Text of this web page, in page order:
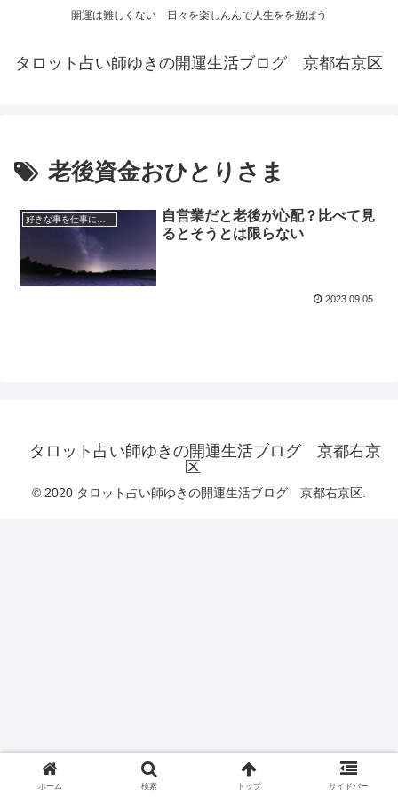
開運は難しくない 日々を楽しんんで人生をを遊ぼう
タロット占い師ゆきの開運生活ブログ 京都右京区
老後資金おひとりさま
自営業だと老後が心配？比べて見
るとそうとは限らない
2023.09.05
タロット占い師ゆきの開運生活ブログ 京都右京
区
© 2020 タロット占い師ゆきの開運生活ブログ 京都右京区.
ホーム 検索 トップ サイドバー